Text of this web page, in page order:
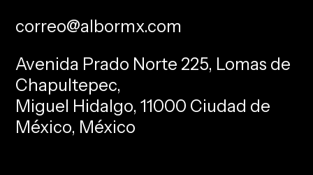
correo@albormx.com
Avenida Prado Norte 225, Lomas de
Chapultepec,
Miguel Hidalgo, 11000 Ciudad de
México, México